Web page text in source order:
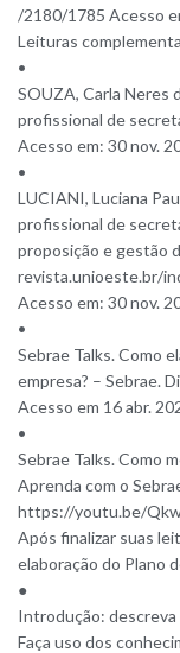
/2180/1785 Acesso
Leituras
•
SOUZA, Carla Neres
profissional de
Acesso em: 30 nov.
•
LUCIANI, Luciana
profissional de
proposição e gestão
revista.unioeste.br/
Acesso em: 30 nov.
•
Sebrae Talks. Como
empresa? – Sebrae.
Acesso em 16 abr.
•
Sebrae Talks. Como
Aprenda com o
https://youtu.be/
Após finalizar suas
elaboração do Plano
●
Introdução: descreva
Faça uso dos